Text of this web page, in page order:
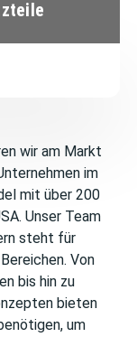
wir am Markt
im
mit über 200
Unser Team
steht für
Von
bis hin zu
bieten
um